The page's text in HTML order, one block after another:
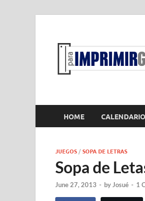
HOME
JUEGOS /SOPA DE LETRAS
Sopa de
June 27, 2013 - byJosué - 1